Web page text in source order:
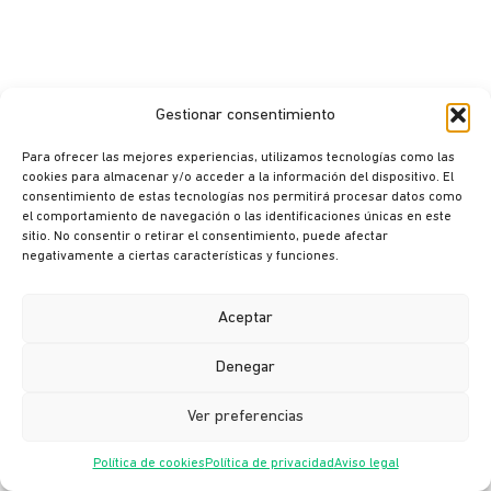
Gestionar consentimiento
Para ofrecer las mejores experiencias, utilizamos tecnologías como las
cookies para almacenar y/o acceder a la información del dispositivo. El
consentimiento de estas tecnologías nos permitirá procesar datos como
el comportamiento de navegación o las identificaciones únicas en este
sitio. No consentir o retirar el consentimiento, puede afectar
negativamente a ciertas características y funciones.
Aceptar
Denegar
Ver preferencias
Política de cookies Política de privacidadAviso legal
© Ikusi 2026
Aviso legal
Política de cookies
Canal ético